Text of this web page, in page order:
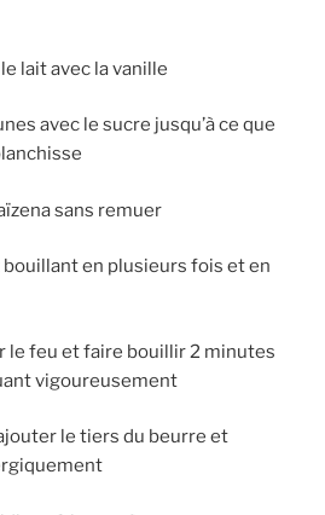
lait avec la vanille
avec le sucre jusqu’à ce que
sans remuer
en plusieurs fois et en
le feu et faire bouillir 2 minutes
vigoureusement
le tiers du beurre et